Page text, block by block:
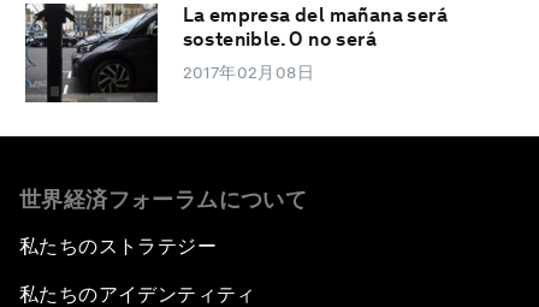
La empresa del mañana será
sostenible. O no será
2017年02月08日
世界経済フォーラムについて
私たちのストラテジー
私たちのアイデンティティ